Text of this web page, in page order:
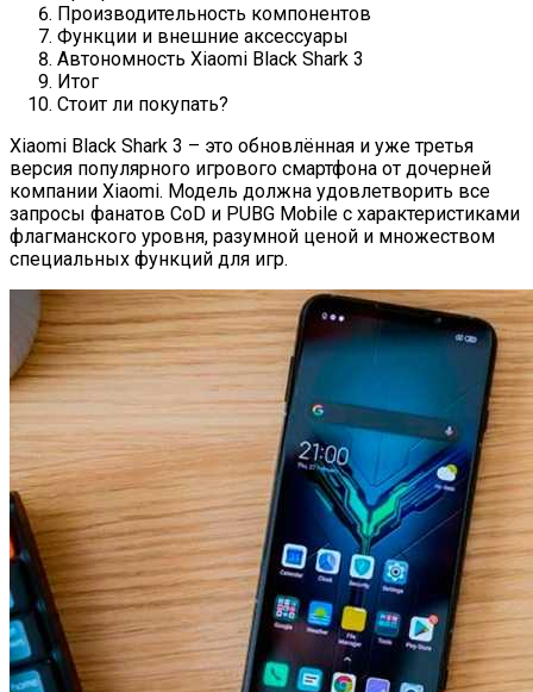
Производительность компонентов
Функции и внешние аксессуары
Автономность Xiaomi Black Shark 3
Итог
Стоит ли покупать?
Xiaomi Black Shark 3 – это обновлённая и уже третья
версия популярного игрового смартфона от дочерней
компании Xiaomi. Модель должна удовлетворить все
запросы фанатов CoD и PUBG Mobile с характеристиками
флагманского уровня, разумной ценой и множеством
специальных функций для игр.